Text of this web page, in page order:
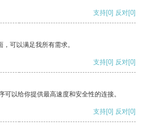
支持[0] 反对[0]
可以满足我所有需求。
支持[0] 反对[0]
可以给你提供最高速度和安全性的连接。
支持[0] 反对[0]